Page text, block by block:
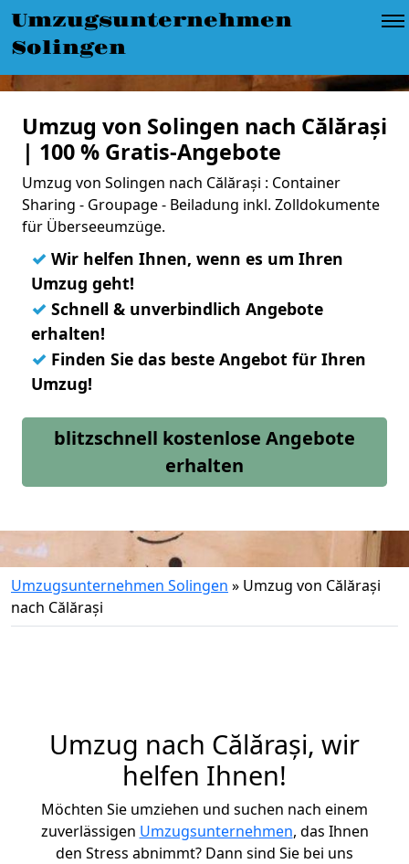
Umzugsunternehmen
Solingen
Umzug von Solingen nach Călărași
| 100 % Gratis-Angebote
Umzug von Solingen nach Călărași : Container
Sharing - Groupage - Beiladung inkl. Zolldokumente
für Überseeumzüge.
✓ Wir helfen Ihnen, wenn es um Ihren
Umzug geht!
✓ Schnell & unverbindlich Angebote
erhalten!
✓ Finden Sie das beste Angebot für Ihren
Umzug!
blitzschnell kostenlose Angebote
erhalten
Umzugsunternehmen Solingen » Umzug von Călărași
nach Călărași
Umzug nach Călărași, wir
helfen Ihnen!
Möchten Sie umziehen und suchen nach einem
zuverlässigen Umzugsunternehmen, das Ihnen
den Stress abnimmt? Dann sind Sie bei uns